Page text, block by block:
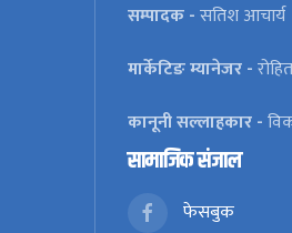
सम्पादक -सतिश आचार्य
मार्केटिङ म्यानेजर -
कानूनी सल्लाहकार -
सामाजिक संजाल
फेसबुक